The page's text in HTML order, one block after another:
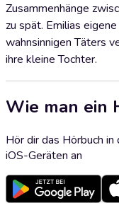
Zusammenhänge
zu spät. Emilias
wahnsinnigen Täters
ihre kleine Tochter.
Wie man ein
Hör dir das Hörbuch
iOS-Geräten an